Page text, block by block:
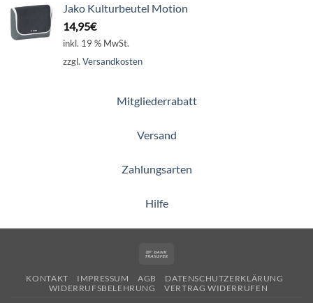
Jako Kulturbeutel Motion
14,95€
inkl. 19 % MwSt.
zzgl. Versandkosten
Mitgliederrabatt
Versand
Zahlungsarten
Hilfe
KONTAKT IMPRESSUM AGB
DATENSCHUTZERKLÄRUNG
WIDERRUFSBELEHRUNG
VERTRAG WIDERRUFEN